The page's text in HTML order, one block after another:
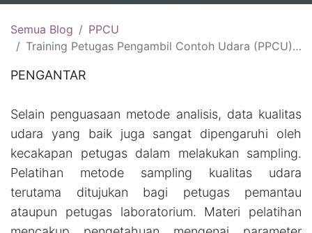
Semua Blog
PPCU
Training Petugas Pengambil Contoh Udara (PPCU) Sertifikasi BNSP :(12-14 Agustus 2026, Jakarta )(19-21 Agustus 2026, Yogyakarta )(26-28 Agustus 2026, Bandung)(2-4 September 2026, Surabaya)(9-11 September 2026, Jakarta)
PENGANTAR
Selain penguasaan metode analisis, data kualitas
udara yang baik juga sangat dipengaruhi oleh
kecakapan petugas dalam melakukan sampling.
Pelatihan metode sampling kualitas udara
terutama ditujukan bagi petugas pemantau
ataupun petugas laboratorium. Materi pelatihan